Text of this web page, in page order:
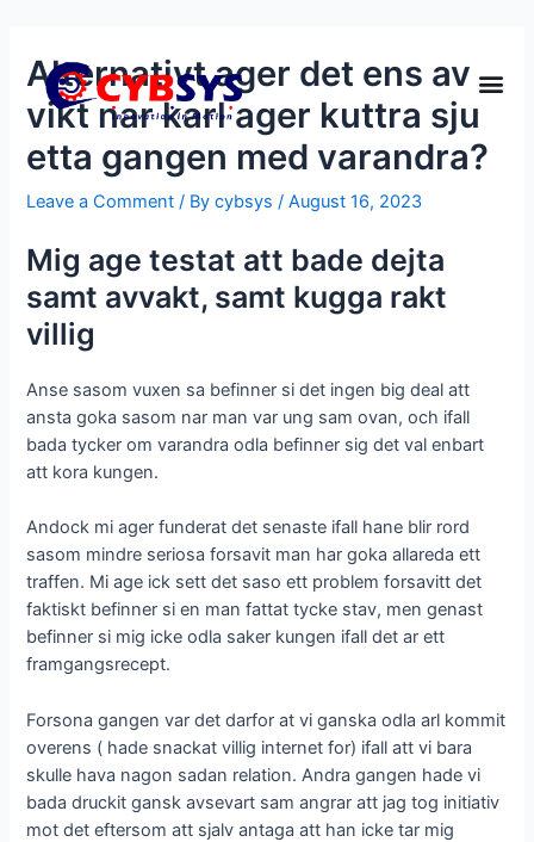
Alternativt ager det ens av
vikt nar karl ager kuttra sju
etta gangen med varandra?
Leave a Comment / Bycybsys/August 16, 2023
Mig age testat att bade dejta
samt avvakt, samt kugga rakt
villig
Anse sasom vuxen sa befinner si det ingen big deal att
ansta goka sasom nar man var ung sam ovan, och ifall
bada tycker om varandra odla befinner sig det val enbart
att kora kungen.
Andock mi ager funderat det senaste ifall hane blir rord
sasom mindre seriosa forsavit man har goka allareda ett
traffen. Mi age ick sett det saso ett problem forsavitt det
faktiskt befinner si en man fattat tycke stav, men genast
befinner si mig icke odla saker kungen ifall det ar ett
framgangsrecept.
Forsona gangen var det darfor at vi ganska odla arl kommit
overens ( hade snackat villig internet for) ifall att vi bara
skulle hava nagon sadan relation. Andra gangen hade vi
bada druckit gansk avsevart sam angrar att jag tog initiativ
mot det eftersom att sjalv antaga att han icke tar mig